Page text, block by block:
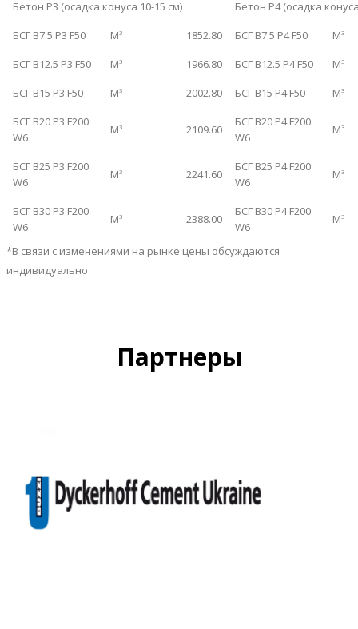
Бетон Р3 (осадка конуса 10-15 см)
Бетон Р4 (осадка
БСГ B7.5 P3 F50
М3 1852.80 БСГ B7.5 P4 F50 М3
БСГ B12.5 P3 F50 М3 1966.80 БСГ B12.5 P4 F50 М3
БСГ B15 P3 F50 М3 2002.80 БСГ B15 P4 F50 М3
БСГ B20 P3 F200
W6
М3 2109.60
БСГ B20 P4 F200
W6
М3
БСГ B25 P3 F200
W6
М3 2241.60
БСГ B25 P4 F200
W6
М3
БСГ B30 P3 F200
W6
М3 2388.00
БСГ B30 P4 F200
W6
М3
*В связи с изменениями на рынке цены обсуждаются
индивидуально
Партнеры